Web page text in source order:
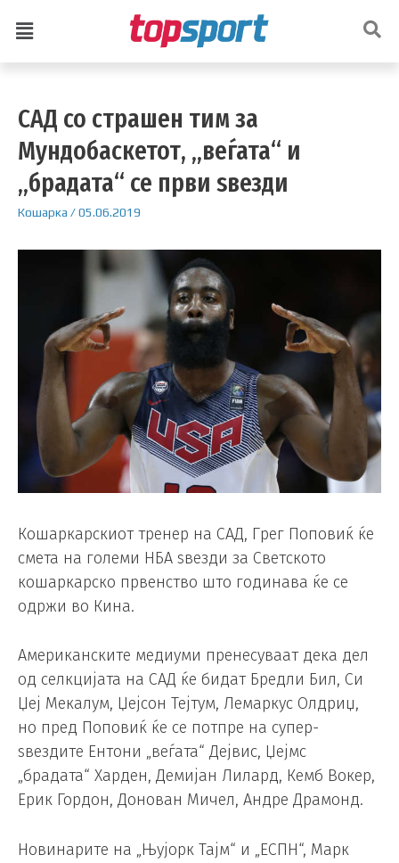
САД со страшен тим за
Мундобаскетот, „веѓата“ и
„брадата“ се први ѕвезди
Кошарка /05.06.2019
Кошаркарскиот тренер на САД, Грег Поповиќ ќе
смета на големи НБА ѕвезди за Светското
кошаркарско првенство што годинава ќе се
одржи во Кина.
Американските медиуми пренесуваат дека дел
од селкцијата на САД ќе бидат Бредли Бил, Си
Џеј Мекалум, Џејсон Тејтум, Лемаркус Олдриџ,
но пред Поповиќ ќе се потпре на супер-
ѕвездите Ентони „веѓата“ Дејвис, Џејмс
„брадата“ Харден, Демијан Лилард, Кемб Вокер,
Ерик Гордон, Донован Мичел, Андре Драмонд.
Новинарите на „Њујорк Тајм“ и „ЕСПН“, Марк